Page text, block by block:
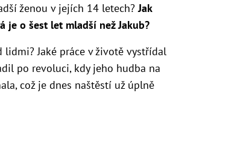
ženou v jejích 14 letech?Jak
je o šest let mladší než Jakub?
Jaké práce v životě vystřídal
po revoluci, kdy jeho hudba na
což je dnes naštěstí už úplně